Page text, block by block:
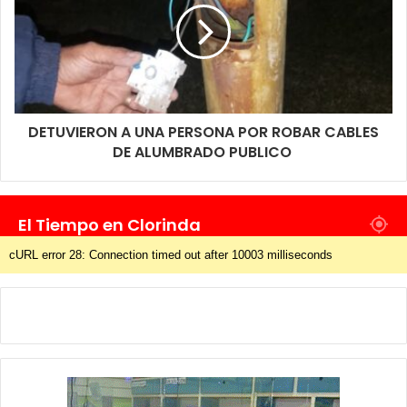
DETUVIERON A UNA PERSONA POR ROBAR CABLES
DE ALUMBRADO PUBLICO
El Tiempo en Clorinda
cURL error 28: Connection timed out after 10003 milliseconds